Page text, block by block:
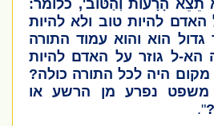
הָרָעוֹת וְהַטּוֹב', כלומר:
להיות טוב ולא להיות
הוא והוא עמוד התורה
הא-ל גוזר על האדם להיות
היה לכל התורה כולה?
משפט נפרע מן הרשע או